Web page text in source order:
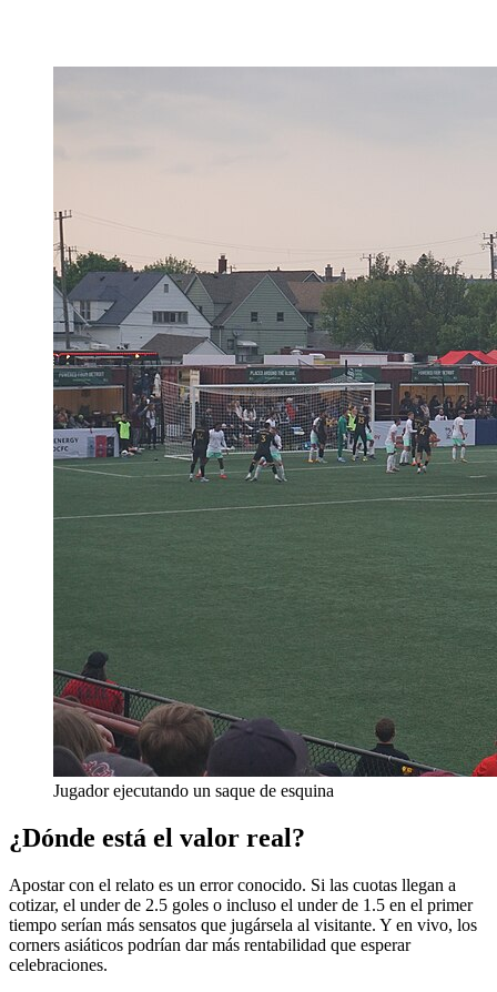
Jugador ejecutando un saque de esquina
¿Dónde está el valor real?
Apostar con el relato es un error conocido. Si las cuotas llegan a
cotizar, el under de 2.5 goles o incluso el under de 1.5 en el primer
tiempo serían más sensatos que jugársela al visitante. Y en vivo, los
corners asiáticos podrían dar más rentabilidad que esperar
celebraciones.